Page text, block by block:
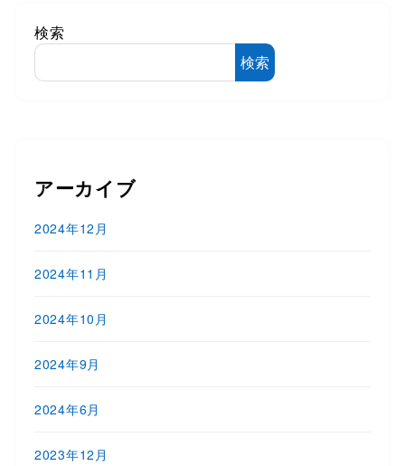
検索
検索
アーカイブ
2024年12月
2024年11月
2024年10月
2024年9月
2024年6月
2023年12月